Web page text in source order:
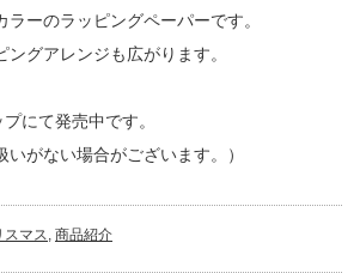
ーのラッピングペーパーです。
グアレンジも広がります。
にて発売中です。
いがない場合がございます。）
スマス, 商品紹介